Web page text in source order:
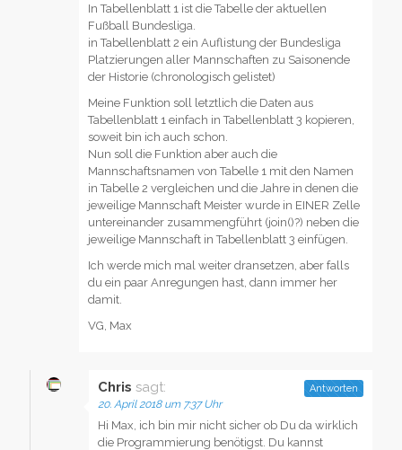
In Tabellenblatt 1 ist die Tabelle der aktuellen
Fußball Bundesliga.
in Tabellenblatt 2 ein Auflistung der Bundesliga
Platzierungen aller Mannschaften zu Saisonende
der Historie (chronologisch gelistet)
Meine Funktion soll letztlich die Daten aus
Tabellenblatt 1 einfach in Tabellenblatt 3 kopieren,
soweit bin ich auch schon.
Nun soll die Funktion aber auch die
Mannschaftsnamen von Tabelle 1 mit den Namen
in Tabelle 2 vergleichen und die Jahre in denen die
jeweilige Mannschaft Meister wurde in EINER Zelle
untereinander zusammengführt (join()?) neben die
jeweilige Mannschaft in Tabellenblatt 3 einfügen.
Ich werde mich mal weiter dransetzen, aber falls
du ein paar Anregungen hast, dann immer her
damit.
VG, Max
Chris sagt:
20. April 2018 um 7:37 Uhr
Hi Max, ich bin mir nicht sicher ob Du da wirklich
die Programmierung benötigst. Du kannst
Antworten